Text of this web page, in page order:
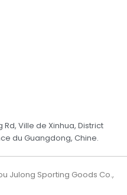
Rd, Ville de Xinhua, District
du Guangdong, Chine.
Julong Sporting Goods Co.,